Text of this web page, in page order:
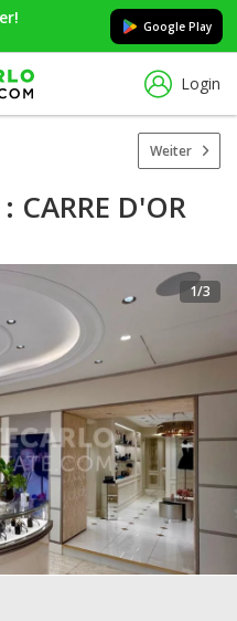
Google Play
Login
Weiter
CARRE D'OR
1/3